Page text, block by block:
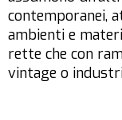
contemporanei,
ambienti e
rette che con
vintage o